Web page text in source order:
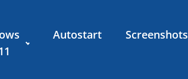
Autostart Screenshots